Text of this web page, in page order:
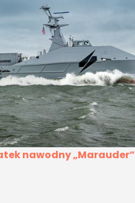
nawodny „Marauder”